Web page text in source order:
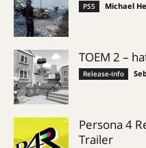
PS5 Michael
TOEM 2 –
Release-Info
Persona 4
Trailer